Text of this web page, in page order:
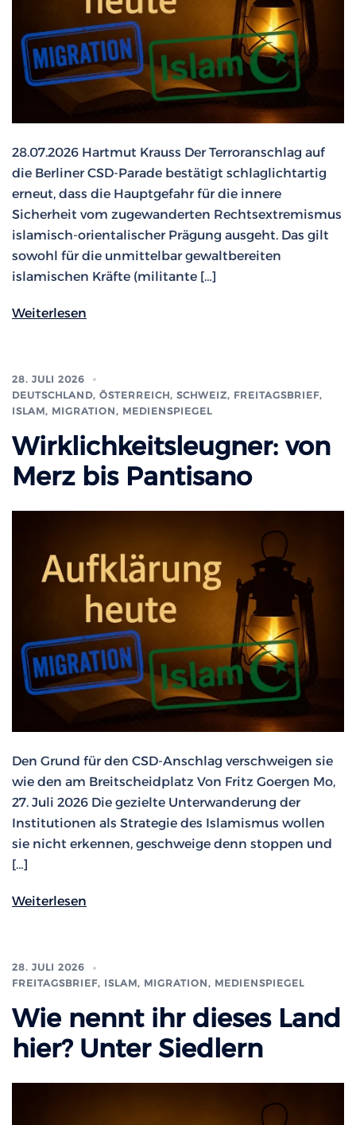
28.07.2026 Hartmut Krauss Der Terroranschlag auf
die Berliner CSD-Parade bestätigt schlaglichtartig
erneut, dass die Hauptgefahr für die innere
Sicherheit vom zugewanderten Rechtsextremismus
islamisch-orientalischer Prägung ausgeht. Das gilt
sowohl für die unmittelbar gewaltbereiten
islamischen Kräfte (militante […]
Weiterlesen
28. JULI 2026
DEUTSCHLAND, ÖSTERREICH, SCHWEIZ, FREITAGSBRIEF,
ISLAM, MIGRATION, MEDIENSPIEGEL
Wirklichkeitsleugner: von
Merz bis Pantisano
Den Grund für den CSD-Anschlag verschweigen sie
wie den am Breitscheidplatz Von Fritz Goergen Mo,
27. Juli 2026 Die gezielte Unterwanderung der
Institutionen als Strategie des Islamismus wollen
sie nicht erkennen, geschweige denn stoppen und
[…]
Weiterlesen
28. JULI 2026
FREITAGSBRIEF, ISLAM, MIGRATION, MEDIENSPIEGEL
Wie nennt ihr dieses Land
hier? Unter Siedlern